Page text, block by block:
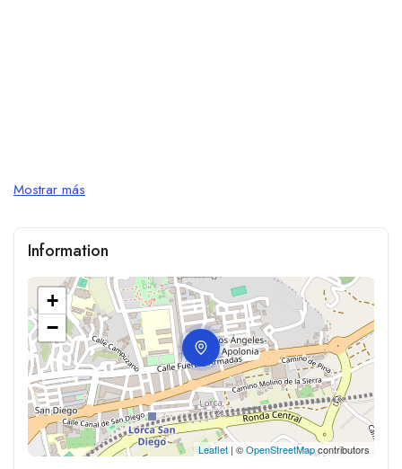
Mostrar más
Information
+
−
Leaflet | ©OpenStreetMapcontributors